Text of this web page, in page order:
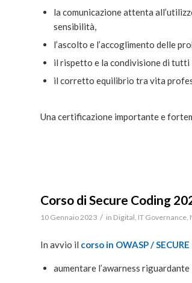
la comunicazione attenta
sensibilità,
l’ascolto e l’accoglimento delle
il rispetto e la condivisione di tutti
il corretto equilibrio tra vita
Una certificazione importante e
Corso di Secure Coding
10 Gennaio 2023 / in Digital IT Governance
In avvio il corso in OWASP /
aumentare l’awarness